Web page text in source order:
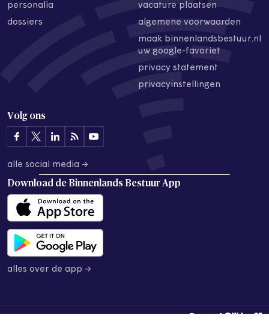
personalia
dossiers
vacature plaatsen
algemene voorwaarden
maak binnenlandsbestuur.nl
uw google-favoriet
privacy statement
privacyinstellingen
Volg ons
alle social media →
Download de Binnenlands Bestuur App
alles over de app →